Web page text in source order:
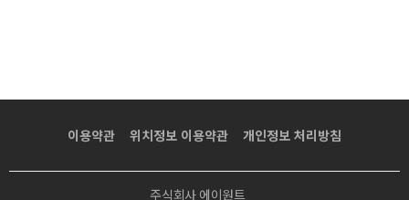
이용약관 위치정보 이용약관 개인정보 처리방침
주식회사 에이원트